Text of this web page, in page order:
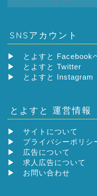
SNSアカウント
▶
とよすと Facebook
▶
とよすと Twitter
▶
とよすと Instagram
とよすと 運営情報
▶ サイトについて
▶ プライバシーポリシ
▶ 広告について
▶ 求人広告について
▶ お問い合わせ